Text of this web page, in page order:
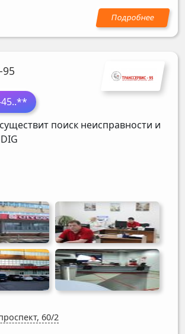
95
..**
поиск неисправности и
60/2